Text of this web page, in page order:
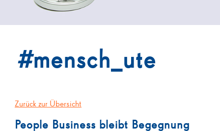
#mensch_ute
Zurück zur Übersicht
People Business bleibt Begegnung